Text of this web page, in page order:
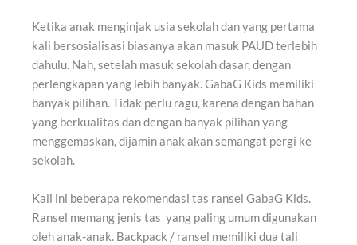
Ketika anak menginjak usia sekolah dan yang pertama
kali bersosialisasi biasanya akan masuk PAUD terlebih
dahulu. Nah, setelah masuk sekolah dasar, dengan
perlengkapan yang lebih banyak. GabaG Kids memiliki
banyak pilihan. Tidak perlu ragu, karena dengan bahan
yang berkualitas dan dengan banyak pilihan yang
menggemaskan, dijamin anak akan semangat pergi ke
sekolah.
Kali ini beberapa rekomendasi tas ransel GabaG Kids.
Ransel memang jenis tas yang paling umum digunakan
oleh anak-anak. Backpack / ransel memiliki dua tali